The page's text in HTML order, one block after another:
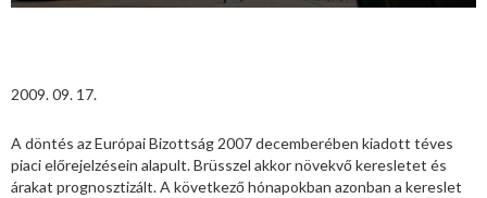
2009. 09. 17.
A döntés az Európai Bizottság 2007 decemberében kiadott téves
piaci előrejelzésein alapult. Brüsszel akkor növekvő keresletet és
árakat prognosztizált. A következő hónapokban azonban a kereslet